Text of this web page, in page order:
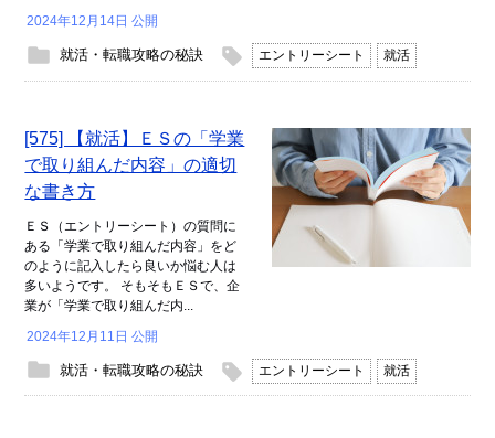
2024年12月14日 公開
就活・転職攻略の秘訣 エントリーシート 就活
[575] 【就活】ＥＳの「学業
で取り組んだ内容」の適切
な書き方
ＥＳ（エントリーシート）の質問に
ある「学業で取り組んだ内容」をど
のように記入したら良いか悩む人は
多いようです。 そもそもＥＳで、企
業が「学業で取り組んだ内...
2024年12月11日 公開
就活・転職攻略の秘訣 エントリーシート 就活